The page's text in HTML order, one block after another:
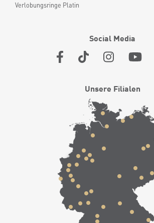
Verlobungsringe Platin
Social Media
Unsere Filialen